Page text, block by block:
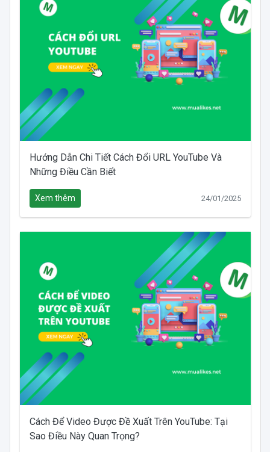
Hướng Dẫn Chi Tiết Cách Đổi URL YouTube Và
Những Điều Cần Biết
Xem thêm 24/01/2025
Cách Để Video Được Đề Xuất Trên YouTube: Tại
Sao Điều Này Quan Trọng?